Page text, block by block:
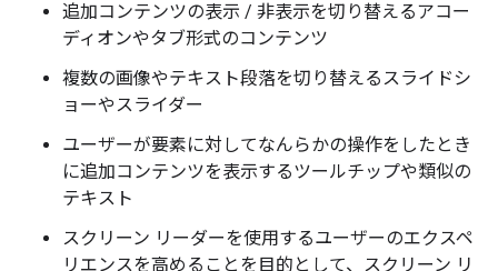
追加コンテンツの表示 / 非表示を切り替えるアコー
ディオンやタブ形式のコンテンツ
複数の画像やテキスト段落を切り替えるスライドシ
ョーやスライダー
ユーザーが要素に対してなんらかの操作をしたとき
に追加コンテンツを表示するツールチップや類似の
テキスト
スクリーン リーダーを使用するユーザーのエクスペ
リエンスを高めることを目的として、スクリーン リ